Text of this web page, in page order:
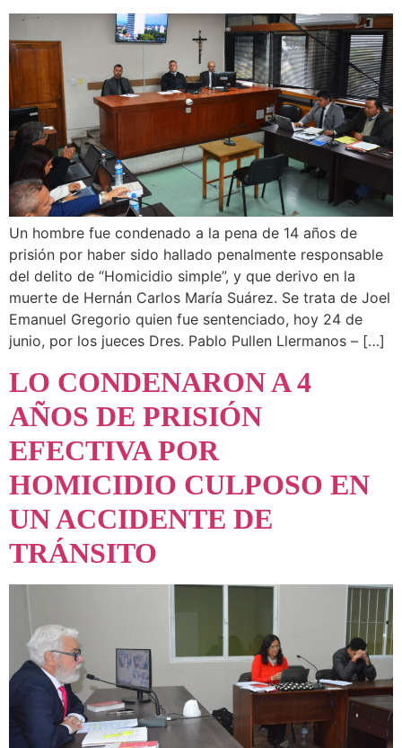
Un hombre fue condenado a la pena de 14 años de
prisión por haber sido hallado penalmente responsable
del delito de “Homicidio simple”, y que derivo en la
muerte de Hernán Carlos María Suárez. Se trata de Joel
Emanuel Gregorio quien fue sentenciado, hoy 24 de
junio, por los jueces Dres. Pablo Pullen Llermanos – […]
LO CONDENARON A 4
AÑOS DE PRISIÓN
EFECTIVA POR
HOMICIDIO CULPOSO EN
UN ACCIDENTE DE
TRÁNSITO